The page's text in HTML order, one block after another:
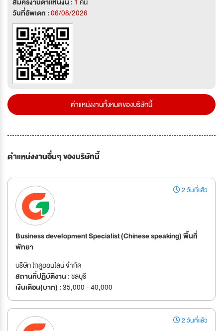
วันที่อัพเดท :06/08/2026
ตำแหน่งงานทั้งหมดของบริษัทนี้
ตำแหน่งงานอื่นๆ ของบริษัทนี้
2 วันที่แล้ว
Business development Specialist (Chinese speaking) พื้นที่
พัทยา
บริษัท โกคูออนไลน์ จำกัด
สถานที่ปฏิบัติงาน :ชลบุรี
เงินเดือน(บาท) :35,000 - 40,000
2 วันที่แล้ว